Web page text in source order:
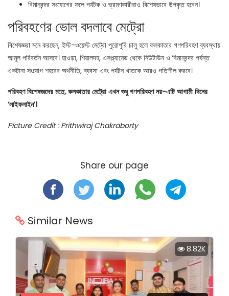
বিমানবন্দর সংযোগের ফলে পর্যটক ও ভ্রমণকারীরাও বিশেষভাবে উপকৃত হবেন।
পরিবহণের ভোল বদলাবে মেট্রো
বিশেষজ্ঞরা মনে করছেন, ইস্ট-ওয়েস্ট মেট্রো পুরোপুরি চালু হলে কলকাতার গণপরিবহণ ব্যবস্থায়
আমূল পরিবর্তন আসবে। হাওড়া, শিয়ালদহ, এসপ্ল্যানেড থেকে নিউটাউন ও বিমানবন্দর পর্যন্ত
একটানা সংযোগ শহরের অর্থনীতি, ব্যবসা এবং পর্যটন খাতকে আরও গতিশীল করবে।
পরিবহণ বিশেষজ্ঞদের মতে, কলকাতার মেট্রো এখন শুধু গণপরিবহণ নয়-এটি আগামী দিনের
‘লাইফলাইন’।
Picture Credit : Prithwiraj Chakraborty
Share our page
Similar News
8.82K